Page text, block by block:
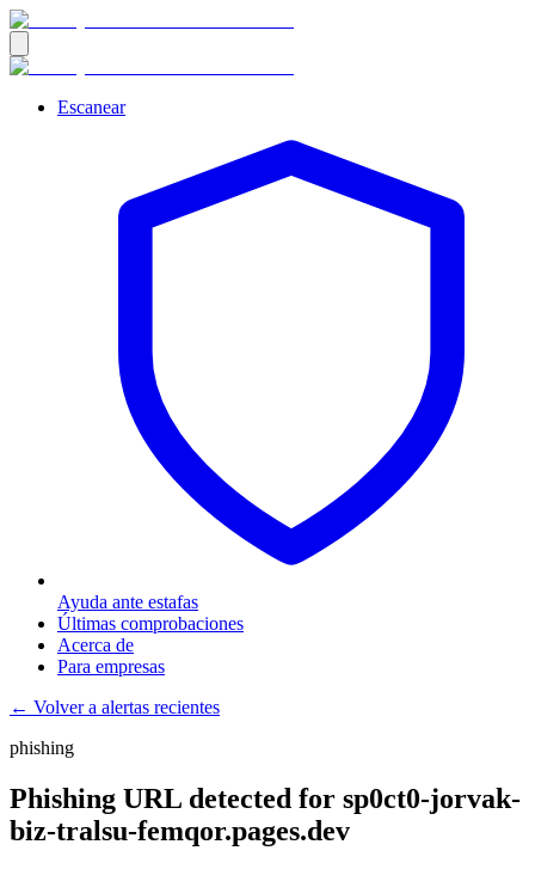
Escanear
Ayuda ante estafas
Últimas comprobaciones
Acerca de
Para empresas
← Volver a alertas recientes
phishing
Phishing URL detected for sp0ct0-jorvak-
biz-tralsu-femqor.pages.dev